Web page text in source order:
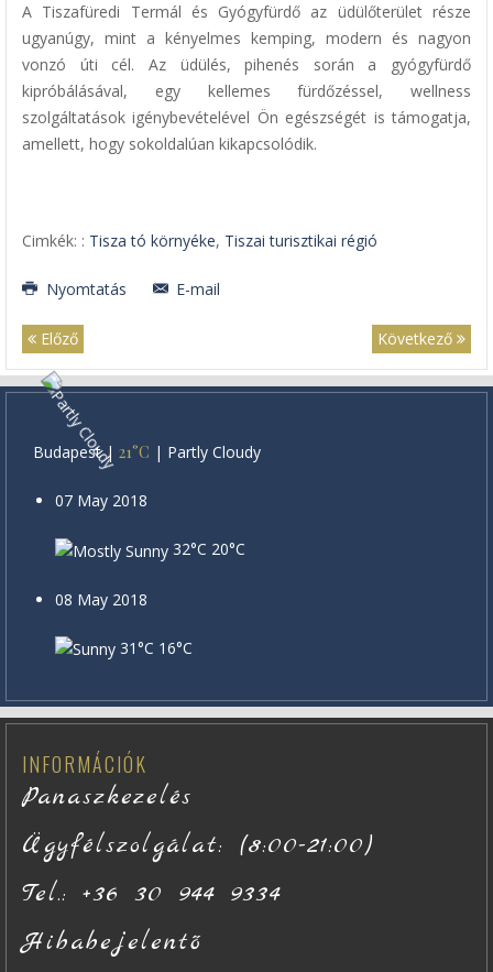
A Tiszafüredi Termál és Gyógyfürdő az üdülőterület része
ugyanúgy, mint a kényelmes kemping, modern és nagyon
vonzó úti cél. Az üdülés, pihenés során a gyógyfürdő
kipróbálásával, egy kellemes fürdőzéssel, wellness
szolgáltatások igénybevételével Ön egészségét is támogatja,
amellett, hogy sokoldalúan kikapcsolódik.
Cimkék: : Tisza tó környéke, Tiszai turisztikai régió
Nyomtatás E-mail
Előző Következő
Budapest| 21°C | Partly Cloudy
07 May 2018
32°C 20°C
08 May 2018
31°C 16°C
INFORMÁCIÓK
Panaszkezelés
Ügyfélszolgálat: (8:00-21:00)
Tel.: +36 30 944 9334
Hibabejelentő